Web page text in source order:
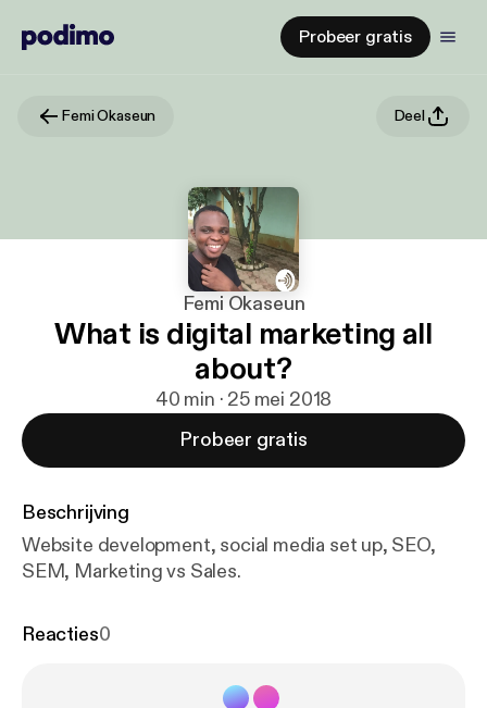
Probeer gratis
Femi Okaseun Deel
Femi Okaseun
What is digital marketing all
about?
40 min · 25 mei 2018
Probeer gratis
Beschrijving
Website development, social media set up, SEO,
SEM, Marketing vs Sales.
Reacties0